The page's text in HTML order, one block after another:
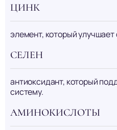
ЦИНК
элемент, который
СЕЛЕН
антиоксидант, который
систему.
АМИНОКИСЛОТЫ